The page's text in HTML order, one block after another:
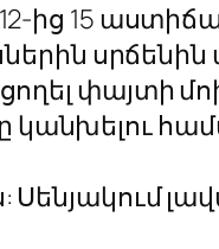
ից 15
սրճենին
փայտի
կանխելու